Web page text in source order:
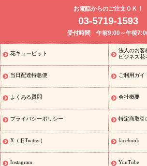
お祝い 誕生日フラワー
お供え・お悔やみの花
四
通夜・葬儀に贈る花
胡蝶蘭・花鉢 プリ
のイベント
ひまわり ギフト・プレゼント特
盆）
季節のイベント お盆 花（新盆・初
初盆）
お盆・お供え 花とセットギフト
お
ドフラワー
ひまわり ギフト・プレゼント特
元・暑中見舞い 花のギフト特集
敬老の日に
ゼント特集
敬老の日におくる花ギフト・プレ
花のおすすめランキング
敬老の日 花鉢植え
特集
敬老の日 花とセットギフト・プレゼン
ペーン
誕生日の花を探す 誕生日フラワ
誕生日フラワーギフト商品一覧
キョウ
8月の誕生花(トルコキキョウ) 9月
お電話からのご注文ＯＫ！
03-5719-1593
受付時間 午前9:00～午後
花キューピット
法人のお客
ビジネス花
当日配達特急便 ご利用ガイ
よくある質問 会社概要
プライバシーポリシー 特定商取引
X（旧Twitter） facebook
Instagram YouTube